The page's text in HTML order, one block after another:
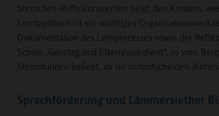
Sternchen-Reflexionssystem zeigt den Kindern,
Lerntagebuch ist ein wichtiges
Dokumentation des Lernprozesses sowie der
Schule, Ganztag und Elternhaus dient“, so vom
Sternstunden beliebt, da sie mitentscheiden dürfen.
Sprachförderung und Lämmersiether